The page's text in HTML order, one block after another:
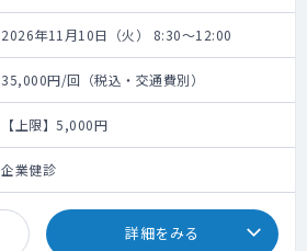
2026年11月10日（火） 8:30～12:00
35,000円/回（税込・交通費別）
【上限】5,000円
企業健診
詳細をみる